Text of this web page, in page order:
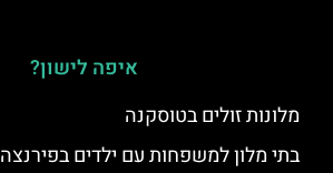
איפה לישון?
מלונות זולים בטוסקנה
בתי מלון למשפחות עם ילדים בפירנצה